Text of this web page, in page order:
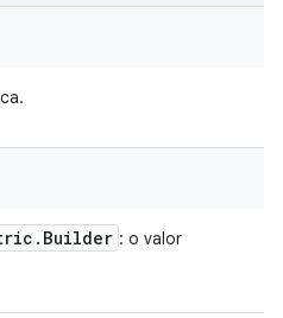
. Builder : o valor